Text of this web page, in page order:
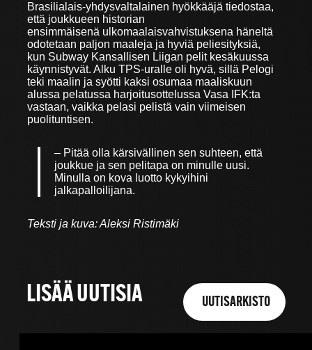
Brasilialais-yhdysvaltalainen hyökkääjä tiedostaa,
että joukkueen historian
ensimmäisenä ulkomaalaisvahvistuksena häneltä
odotetaan paljon maaleja ja hyviä peliesityksiä,
kun Subway Kansallisen Liigan pelit kesäkuussa
käynnistyvät. Alku TPS-uralle oli hyvä, sillä Pelogi
teki maalin ja syötti kaksi osumaa maaliskuun
alussa pelatussa harjoitusottelussa Vasa IFK:ta
vastaan, vaikka pelasi pelistä vain viimeisen
puolituntisen.
– Pitää olla kärsivällinen sen suhteen, että
joukkue ja sen pelitapa on minulle uusi.
Minulla on kova luotto kykyihini
jalkapalloilijana.
Teksti ja kuva: Aleksi Ristimäki
LISÄÄ UUTISIA UUTISARKISTO